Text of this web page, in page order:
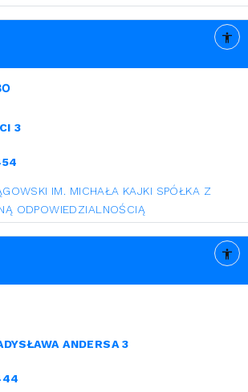
3
IM. MICHAŁA KAJKI SPÓŁKA Z
ODPOWIEDZIALNOŚCIĄ
ANDERSA 3